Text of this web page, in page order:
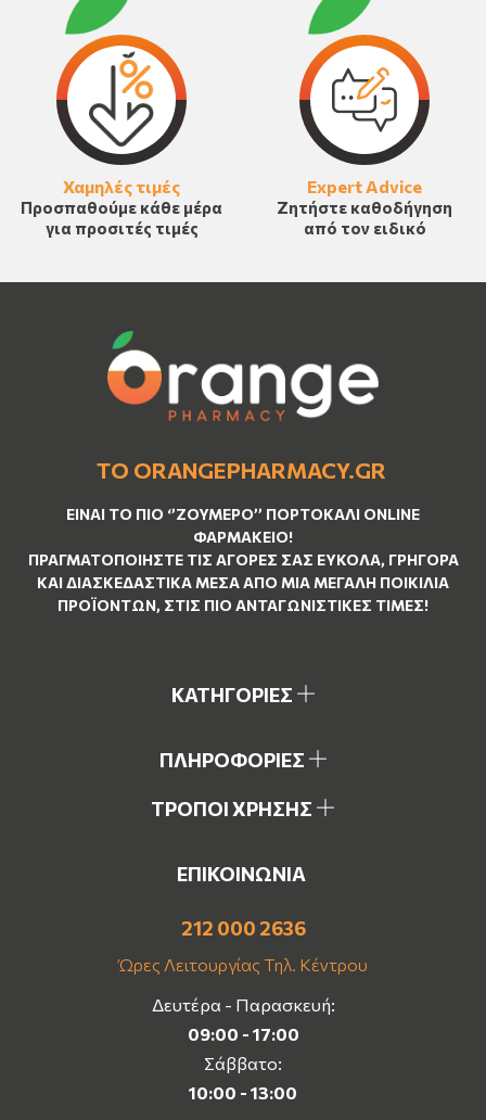
Χαμηλές τιμές
Προσπαθούμε κάθε μέρα
για προσιτές τιμές
Expert Advice
Ζητήστε καθοδήγηση
από τον ειδικό
ΤΟ ORANGEPHARMACY.GR
ΕΊΝΑΙ ΤO ΠΙΟ ‘’ΖΟΥΜΕΡΌ’’ ΠΟΡΤΟΚΑΛΊ ΟNLINE
ΦΑΡΜΑΚΕΊΟ!
ΠΡΑΓΜΑΤΟΠΟΙΉΣΤΕ ΤΙΣ ΑΓΟΡΈΣ ΣΑΣ ΕΎΚΟΛΑ, ΓΡΉΓΟΡΑ
ΚΑΙ ΔΙΑΣΚΕΔΑΣΤΙΚΆ ΜΈΣΑ ΑΠΌ ΜΙΑ ΜΕΓΆΛΗ ΠΟΙΚΙΛΊΑ
ΠΡΟΪΌΝΤΩΝ, ΣΤΙΣ ΠΙΟ ΑΝΤΑΓΩΝΙΣΤΙΚΈΣ ΤΙΜΈΣ!
ΚΑΤΗΓΟΡΙΕΣ
ΠΛΗΡΟΦΟΡΙΕΣ
ΤΡΟΠΟΙ ΧΡΗΣΗΣ
ΕΠΙΚΟΙΝΩΝΙΑ
212 000 2636
Ώρες Λειτουργίας Τηλ. Κέντρου
Δευτέρα - Παρασκευή:
09:00 - 17:00
Σάββατο:
10:00 - 13:00